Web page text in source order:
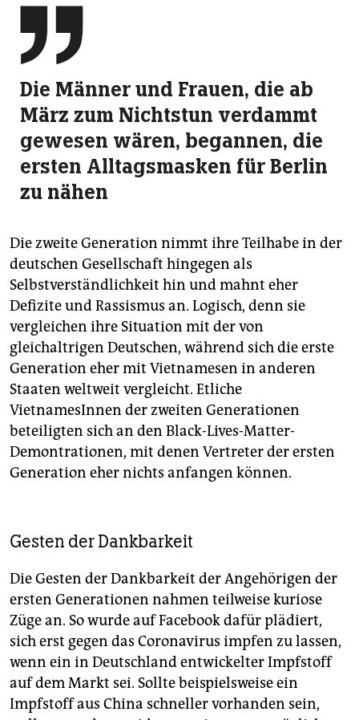

Die Männer und Frauen, die ab
März zum Nichtstun verdammt
gewesen wären, begannen, die
ersten Alltagsmasken für Berlin
zu nähen
Die zweite Generation nimmt ihre Teilhabe in der
deutschen Gesellschaft hingegen als
Selbstverständlichkeit hin und mahnt eher
Defizite und Rassismus an. Logisch, denn sie
vergleichen ihre Situation mit der von
gleichaltrigen Deutschen, während sich die erste
Generation eher mit Vietnamesen in anderen
Staaten weltweit vergleicht. Etliche
VietnamesInnen der zweiten Generationen
beteiligten sich an den Black-Lives-Matter-
Demontrationen, mit denen Vertreter der ersten
Generation eher nichts anfangen können.
Gesten der Dankbarkeit
Die Gesten der Dankbarkeit der Angehörigen der
ersten Generationen nahmen teilweise kuriose
Züge an. So wurde auf Face­book dafür plädiert,
sich erst gegen das Coronavirus impfen zu lassen,
wenn ein in Deutschland entwickelter Impfstoff
auf dem Markt sei. Sollte beispielsweise ein
Impfstoff aus China schneller vorhanden sein,